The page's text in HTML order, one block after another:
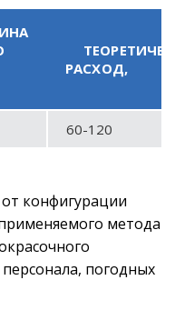
РАСХОД,
60-120
конфигурации
метода
погодных